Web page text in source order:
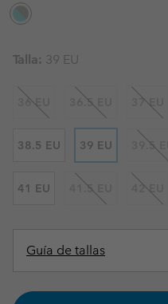
Talla: 39 EU
36 EU 36.5 EU 37 EU
38.5 EU 39 EU 39.5 EU
41 EU 41.5 EU 42 EU
Guía de tallas